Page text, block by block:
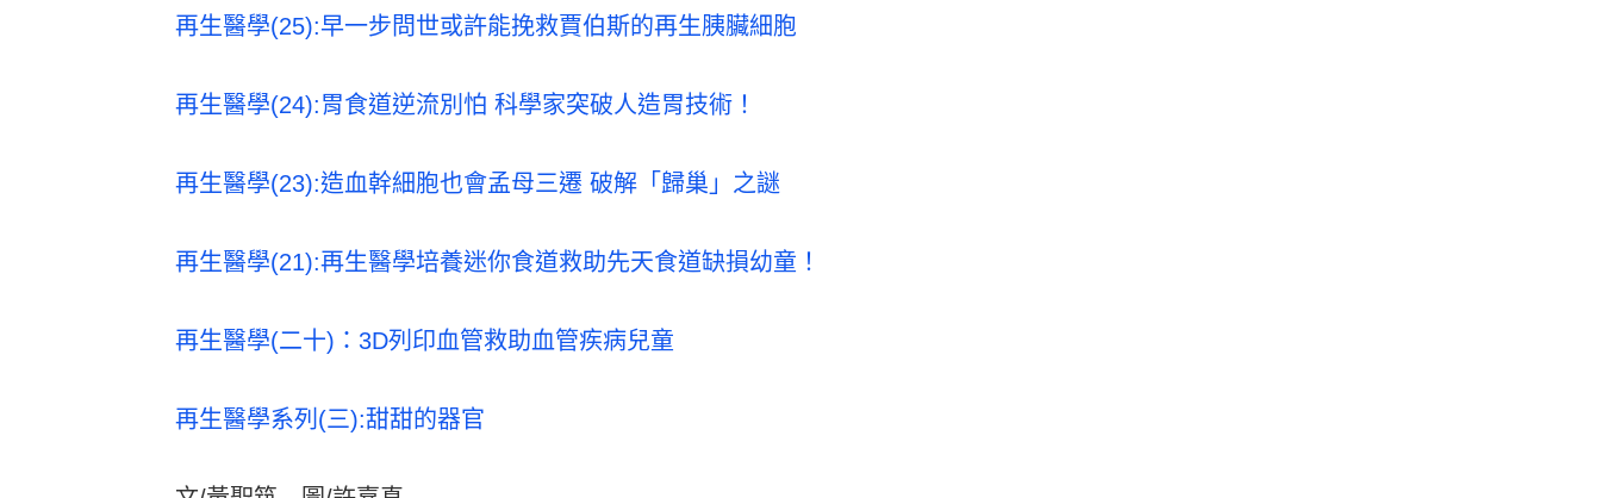
再生醫學(25):早一步問世或許能挽救賈伯斯的再生胰臟細胞
再生醫學(24):胃食道逆流別怕 科學家突破人造胃技術！
再生醫學(23):造血幹細胞也會孟母三遷 破解「歸巢」之謎
再生醫學(21):再生醫學培養迷你食道救助先天食道缺損幼童！
再生醫學(二十)：3D列印血管救助血管疾病兒童
再生醫學系列(三):甜甜的器官